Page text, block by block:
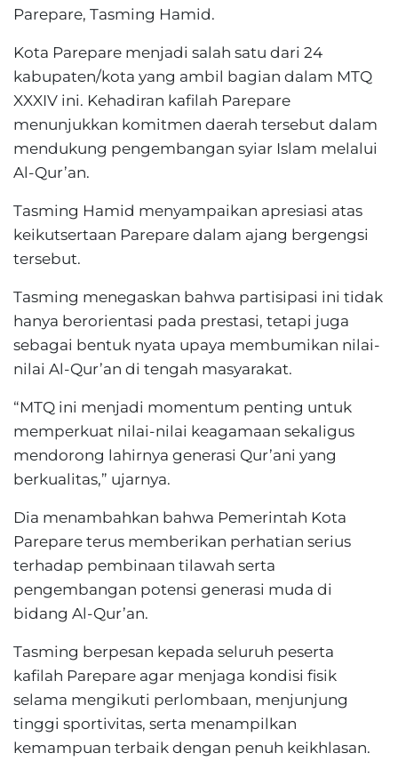
Parepare, Tasming Hamid.
Kota Parepare menjadi salah satu dari 24
kabupaten/kota yang ambil bagian dalam MTQ
XXXIV ini. Kehadiran kafilah Parepare
menunjukkan komitmen daerah tersebut dalam
mendukung pengembangan syiar Islam melalui
Al-Qur’an.
Tasming Hamid menyampaikan apresiasi atas
keikutsertaan Parepare dalam ajang bergengsi
tersebut.
Tasming menegaskan bahwa partisipasi ini tidak
hanya berorientasi pada prestasi, tetapi juga
sebagai bentuk nyata upaya membumikan nilai-
nilai Al-Qur’an di tengah masyarakat.
“MTQ ini menjadi momentum penting untuk
memperkuat nilai-nilai keagamaan sekaligus
mendorong lahirnya generasi Qur’ani yang
berkualitas,” ujarnya.
Dia menambahkan bahwa Pemerintah Kota
Parepare terus memberikan perhatian serius
terhadap pembinaan tilawah serta
pengembangan potensi generasi muda di
bidang Al-Qur’an.
Tasming berpesan kepada seluruh peserta
kafilah Parepare agar menjaga kondisi fisik
selama mengikuti perlombaan, menjunjung
tinggi sportivitas, serta menampilkan
kemampuan terbaik dengan penuh keikhlasan.